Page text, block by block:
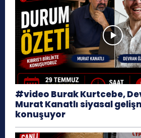
#video Burak Kurtcebe,
Murat Kanatlı siyasal
konuşuyor